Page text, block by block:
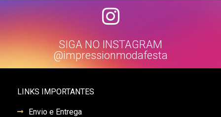
SIGA NO INSTAGRAM
@impressionmodafesta
LINKS IMPORTANTES
Envio e Entrega